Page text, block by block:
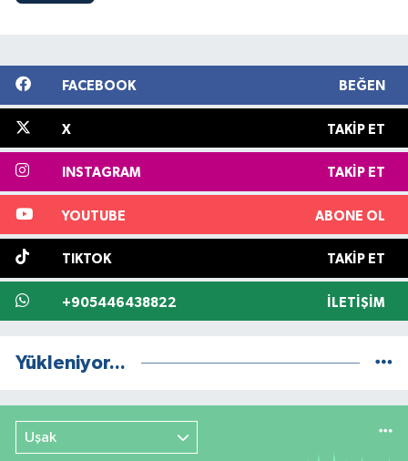
FACEBOOK BEĞEN
X TAKIP ET
INSTAGRAM TAKIP ET
YOUTUBE ABONE OL
TIKTOK TAKIP ET
+905446438822 İLETIŞIM
Yükleniyor...
Uşak